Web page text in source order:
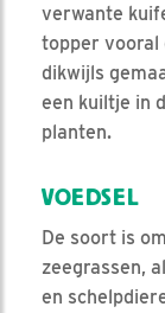
verwante
topper vooral
dikwijls
een kuiltje in
planten.
VOEDSEL
De soort is
zeegrassen,
en